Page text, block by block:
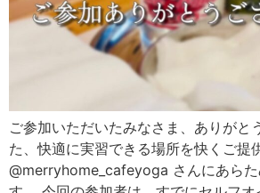
ご参加いただいたみなさま、ありがと
た、快適に実習できる場所を快くご提
@merryhome_cafeyoga さんにあらた